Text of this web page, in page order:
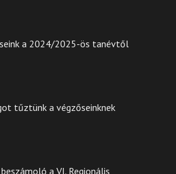
a 2024/2025-ös tanévtől
tűztünk a végzőseinknek
beszámoló a VI. Regionális